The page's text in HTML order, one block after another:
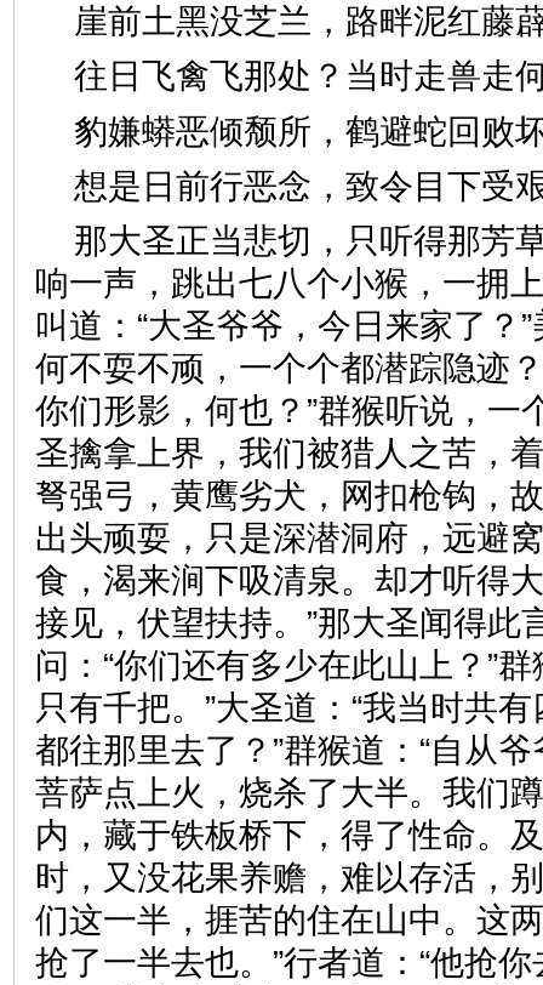
崖前土黑没芝兰，路畔泥
往日飞禽飞那处？当时走
豹嫌蟒恶倾颓所，鹤避蛇
想是日前行恶念，致令目
那大圣正当悲切，只听得那芳
响一声，跳出七八个小猴，一拥
叫道：“大圣爷爷，今日来家了？
何不耍不顽，一个个都潜踪隐迹
你们形影，何也？”群猴听说，一
圣擒拿上界，我们被猎人之苦，
弩强弓，黄鹰劣犬，网扣枪钩，
出头顽耍，只是深潜洞府，远避
食，渴来涧下吸清泉。却才听得
接见，伏望扶持。”那大圣闻得此
问：“你们还有多少在此山上？”
只有千把。”大圣道：“我当时共
都往那里去了？”群猴道：“自从
菩萨点上火，烧杀了大半。我们
内，藏于铁板桥下，得了性命。
时，又没花果养赡，难以存活，
们这一半，捱苦的住在山中。这
抢了一半去也。”行者道：“他抢你